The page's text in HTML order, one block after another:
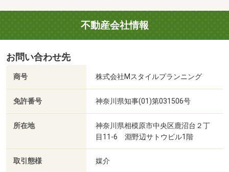
不動産会社情報
お問い合わせ先
商号 株式会社Mスタイルプランニング
免許番号 神奈川県知事(01)第031506号
所在地
神奈川県相模原市中央区鹿沼台２丁
目11-6 淵野辺サトウビル1階
取引態様 媒介